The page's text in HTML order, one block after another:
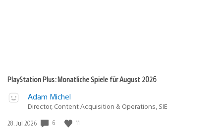
PlayStation Plus: Monatliche Spiele für August 2026
Adam Michel
Director, Content Acquisition & Operations, SIE
Veröffentlichungsdatum:
28. Jul 2026 6 11